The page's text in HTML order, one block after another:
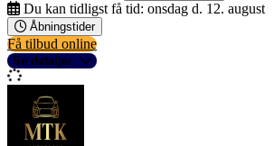
Du kan tidligst få tid: onsdag d. 12. august
Åbningstider
Få tilbud online
Se detaljer